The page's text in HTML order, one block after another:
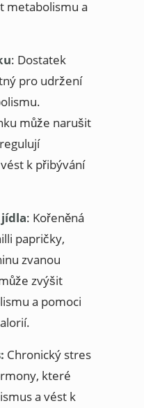
metabolismu a
: Dostatek
pro udržení
může narušit
k přibývání
: Kořeněná
papričky,
zvanou
zvýšit
a pomoci
Chronický stres
které
a vést k